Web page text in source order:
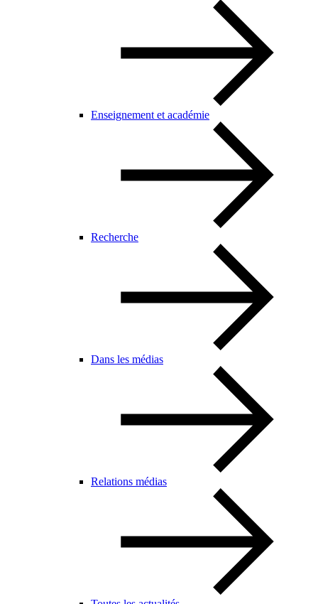
Enseignement et académie
Recherche
Dans les médias
Relations médias